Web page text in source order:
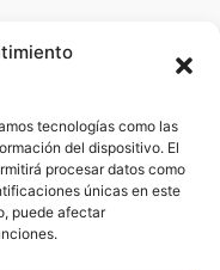
tecnologías como las
del dispositivo. El
procesar datos como
únicas en este
puede afectar